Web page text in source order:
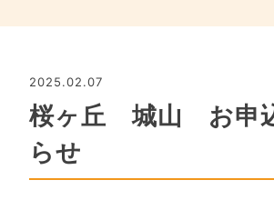
2025.02.07
桜ヶ丘 城山 お申
らせ